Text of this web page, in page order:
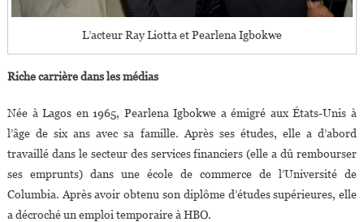
L’acteur Ray Liotta et Pearlena Igbokwe
Riche carrière dans les médias
Née à Lagos en 1965, Pearlena Igbokwe a émigré aux États-Unis à
l’âge de six ans avec sa famille. Après ses études, elle a d’abord
travaillé dans le secteur des services financiers (elle a dû rembourser
ses emprunts) dans une école de commerce de l’Université de
Columbia. Après avoir obtenu son diplôme d’études supérieures, elle
a décroché un emploi temporaire à HBO.